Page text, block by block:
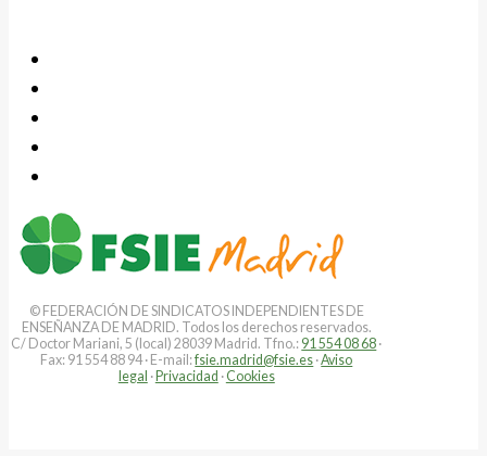
© FEDERACIÓN DE SINDICATOS INDEPENDIENTES DE
ENSEÑANZA DE MADRID. Todos los derechos reservados.
C/ Doctor Mariani, 5 (local) 28039 Madrid. Tfno.: 91 554 08 68 ·
Fax: 91 554 88 94 · E-mail:fsie.madrid@fsie.es ·Aviso
legal ·Privacidad · Cookies